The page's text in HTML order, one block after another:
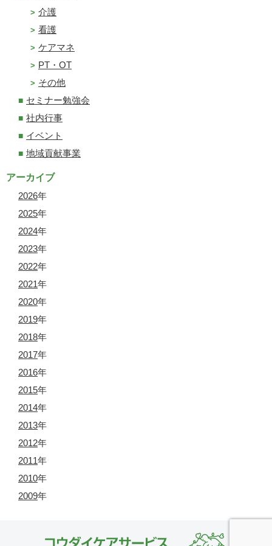
介護
看護
ケアマネ
PT・OT
その他
セミナー勉強会
社内行事
イベント
地域貢献事業
アーカイブ
2026年
2025年
2024年
2023年
2022年
2021年
2020年
2019年
2018年
2017年
2016年
2015年
2014年
2013年
2012年
2011年
2010年
2009年